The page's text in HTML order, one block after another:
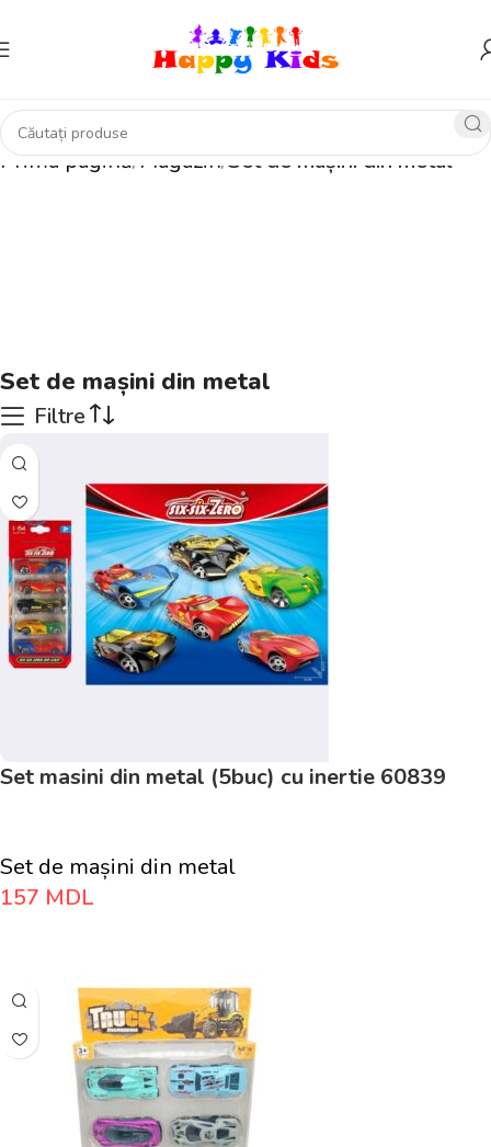
Prima pagină Magazin Set de mașini din metal
Set de mașini din metal
Filtre
Set masini din metal (5buc) cu inertie 60839
Set de mașini din metal
157 MDL